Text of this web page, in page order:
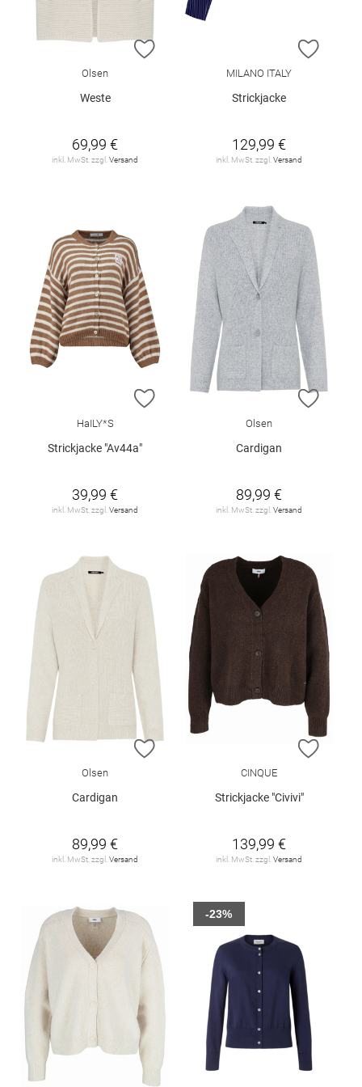
ZUR WUNSCHLISTE HINZUFÜGEN
Olsen
Weste
69,99 €
inkl. MwSt. zzgl. Versand
ZUR
MILANO ITALY
Strickjacke
129,99 €
inkl. MwSt. zzgl. Versand
ZUR WUNSCHLISTE HINZUFÜGEN
HaILY*S
Strickjacke "Av44a"
39,99 €
inkl. MwSt. zzgl. Versand
ZUR
Olsen
Cardigan
89,99 €
inkl. MwSt. zzgl. Versand
ZUR WUNSCHLISTE HINZUFÜGEN
Olsen
Cardigan
89,99 €
inkl. MwSt. zzgl.Versand
ZUR
CINQUE
Strickjacke "Civivi"
139,99 €
inkl. MwSt. zzgl.Versand
-23%